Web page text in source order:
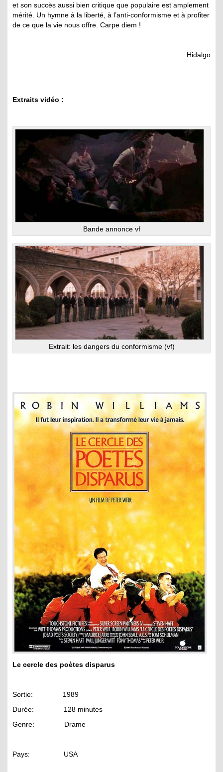
et son succès aussi bien critique que populaire est amplement
mérité. Un hymne à la liberté, à l’anti-conformisme et à profiter
de ce que la vie nous offre. Carpe diem !
Hidalgo
Extraits vidéo :
Bande annonce vf
Extrait: les dangers du conformisme (vf)
Le cercle des poètes disparus
Sortie: 1989
Durée: 128 minutes
Genre: Drame
Pays: USA